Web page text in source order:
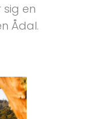
en
Ådal.